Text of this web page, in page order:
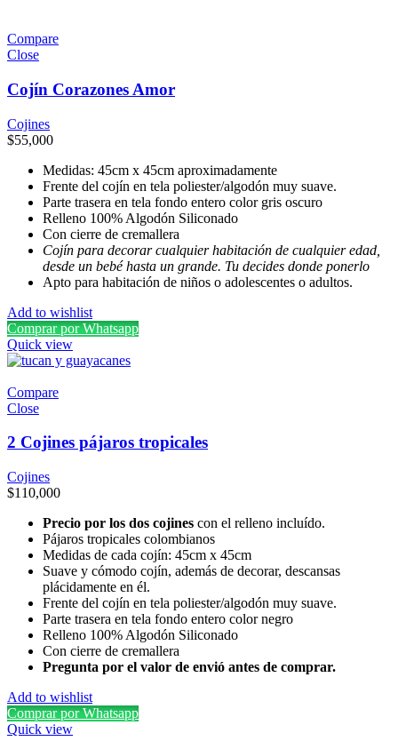
Compare
Close
Cojín Corazones Amor
Cojines
$55,000
Medidas: 45cm x 45cm aproximadamente
Frente del cojín en tela poliester/algodón muy suave.
Parte trasera en tela fondo entero color gris oscuro
Relleno 100% Algodón Siliconado
Con cierre de cremallera
Cojín para decorar cualquier habitación de cualquier edad,
desde un bebé hasta un grande. Tu decides donde ponerlo
Apto para habitación de niños o adolescentes o adultos.
Add to wishlist
Comprar por Whatsapp
Quick view
Compare
Close
2 Cojines pájaros tropicales
Cojines
$110,000
Precio por los dos cojines con el relleno incluído.
Pájaros tropicales colombianos
Medidas de cada cojín: 45cm x 45cm
Suave y cómodo cojín, además de decorar, descansas
plácidamente en él.
Frente del cojín en tela poliester/algodón muy suave.
Parte trasera en tela fondo entero color negro
Relleno 100% Algodón Siliconado
Con cierre de cremallera
Pregunta por el valor de envió antes de comprar.
Add to wishlist
Comprar por Whatsapp
Quick view